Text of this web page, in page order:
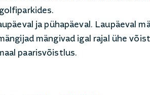
ja pühapäeval. Laupäeval
mängivad igal rajal ühe
paarisvõistlus.